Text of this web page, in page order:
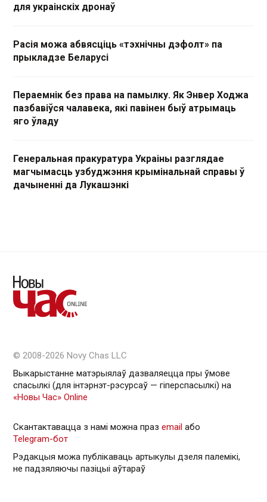
для украінскіх дронаў
Расія можа абвясціць «тэхнічны дэфолт» па
прыкладзе Беларусі
Пераемнік без права на памылку. Як Энвер Ходжа
пазбавіўся чалавека, які павінен быў атрымаць
яго ўладу
Генеральная пракуратура Украіны разглядае
магчымасць узбуджэння крымінальнай справы ў
дачыненні да Лукашэнкі
© 2008-2026 Novy Chas LLC
Выкарыстанне матэрыялаў дазваляецца пры ўмове
спасылкі (для інтэрнэт-рэсурсаў — гiперспасылкi) на
«Новы Час» Online
Скантактавацца з намі можна праз email або
Telegram-бот
Рэдакцыя можа публікаваць артыкулы дзеля палемікі,
не падзяляючы пазіцыі аўтараў